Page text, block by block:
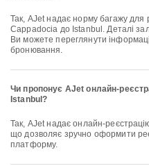
Так, AJet надає норму багажу для рейсів Внутрішній & Міжнародний з
Cappadocia до Istanbul. Деталі
Ви можете переглянути
бронювання.
Чи пропонує AJet онлайн-
Istanbul?
Так, AJet надає онлайн-реєстрацію на рейси з Cappadocia до Istanbul,
що дозволяє зручно оформити
платформу.